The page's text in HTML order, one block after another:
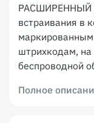
РАСШИРЕННЫЙ
встраивания в
штрихкодам,
беспроводной
Полное